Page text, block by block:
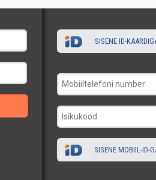
SISENE ID-
SISENE MOBIIL-ID-